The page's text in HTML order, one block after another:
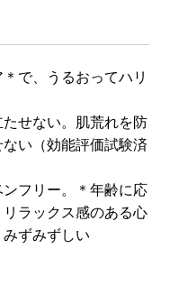
で、うるおってハリ
せない。肌荒れを防
い（効能評価試験済
フリー。＊年齢に応
ラックス感のある心
ずみずしい